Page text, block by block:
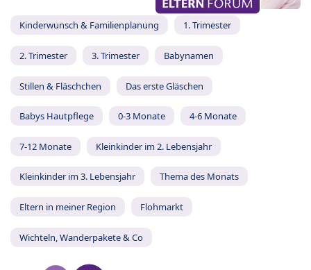
Kinderwunsch & Familienplanung 1. Trimester
2. Trimester 3. Trimester Babynamen
Stillen & Fläschchen Das erste Gläschen
Babys Hautpflege 0-3 Monate 4-6 Monate
7-12 Monate Kleinkinder im 2. Lebensjahr
Kleinkinder im 3. Lebensjahr Thema des Monats
Eltern in meiner Region Flohmarkt
Wichteln, Wanderpakete & Co